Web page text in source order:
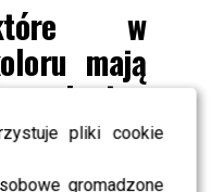
pliki cookie
gromadzone
w
mają
mnie ten
to jest
coś co